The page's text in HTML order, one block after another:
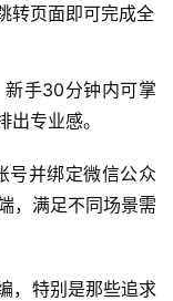
转页面即可完成全
手30分钟内可掌
专业感。
号并绑定微信公众
，满足不同场景需
，特别是那些追求